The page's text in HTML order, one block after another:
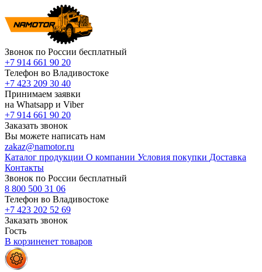
Звонок по России бесплатный
+7 914 661 90 20
Телефон во Владивостоке
+7 423 209 30 40
Принимаем заявки
на Whatsapp и Viber
+7 914 661 90 20
Заказать звонок
Вы можете написать нам
zakaz@namotor.ru
Каталог продукции О компании Условия покупки Доставка
Контакты
Звонок по России бесплатный
8 800 500 31 06
Телефон во Владивостоке
+7 423 202 52 69
Заказать звонок
Гость
В корзиненет товаров